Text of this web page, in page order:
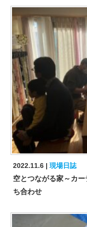
2022.11.6 現場日誌
空とつながる家～カ
ち合わせ